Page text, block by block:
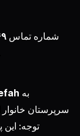
شماره تماس
سرپرستان
توجه: این